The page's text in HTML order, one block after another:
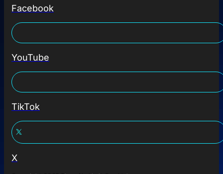
Facebook
YouTube
TikTok
X